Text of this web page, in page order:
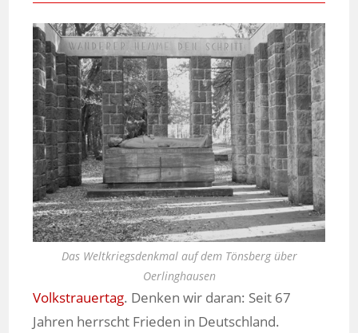
Das Weltkriegsdenkmal auf dem Tönsberg über
Oerlinghausen
Volkstrauertag. Denken wir daran: Seit 67
Jahren herrscht Frieden in Deutschland.